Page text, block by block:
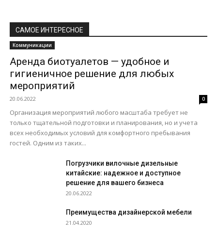
САМОЕ ИНТЕРЕСНОЕ
Коммуникации
Аренда биотуалетов — удобное и
гигиеничное решение для любых
мероприятий
20.06.2022 0
Организация мероприятий любого масштаба требует не
только тщательной подготовки и планирования, но и учета
всех необходимых условий для комфортного пребывания
гостей. Одним из таких...
Погрузчики вилочные дизельные
китайские: надежное и доступное
решение для вашего бизнеса
20.06.2022
Преимущества дизайнерской мебели
21.04.2020